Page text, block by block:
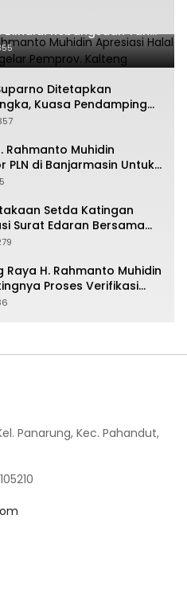
H. Rahmanto Muhidin
Bilhalal Kebangsaan Yang
Kalteng
Ditetapkan
Kuasa Pendamping
Diskriminasi Hukum, Kami
Rahmanto Muhidin
PLN di Banjarmasin Untuk
Listrik Desa Tahun 2026
Setda Katingan
Surat Edaran Bersama
Literasi Membaca
Raya H. Rahmanto Muhidin
Proses Verifikasi
Program Kartu Hebat
Panarung, Kec. Pahandut,